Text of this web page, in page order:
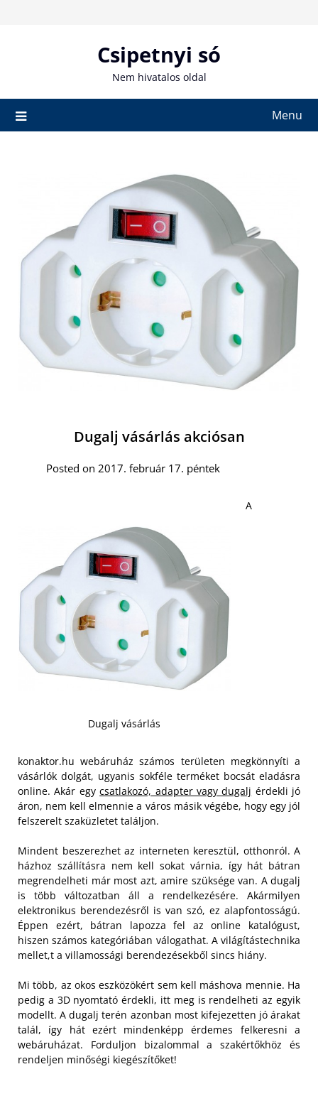
Csipetnyi só
Nem hivatalos oldal
Menu
Dugalj vásárlás akciósan
Posted on 2017. február 17. péntek
Dugalj vásárlás
A
konaktor.hu webáruház számos területen megkönnyíti a
vásárlók dolgát, ugyanis sokféle terméket bocsát eladásra
online. Akár egycsatlakozó, adapter vagy dugalj érdekli jó
áron, nem kell elmennie a város másik végébe, hogy egy jól
felszerelt szaküzletet találjon.
Mindent beszerezhet az interneten keresztül, otthonról. A
házhoz szállításra nem kell sokat várnia, így hát bátran
megrendelheti már most azt, amire szüksége van. A dugalj
is több változatban áll a rendelkezésére. Akármilyen
elektronikus berendezésről is van szó, ez alapfontosságú.
Éppen ezért, bátran lapozza fel az online katalógust,
hiszen számos kategóriában válogathat. A világítástechnika
mellet,t a villamossági berendezésekből sincs hiány.
Mi több, az okos eszközökért sem kell máshova mennie. Ha
pedig a 3D nyomtató érdekli, itt meg is rendelheti az egyik
modellt. A dugalj terén azonban most kifejezetten jó árakat
talál, így hát ezért mindenképp érdemes felkeresni a
webáruházat. Forduljon bizalommal a szakértőkhöz és
rendeljen minőségi kiegészítőket!